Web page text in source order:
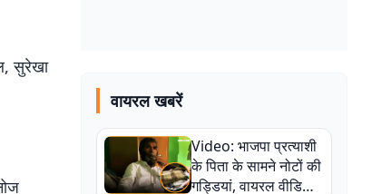
सुरेखा
वायरल खबरें
Video: भाजपा प्रत्याशी
के पिता के सामने नोटों की
गड्डियां, वायरल वीडियो